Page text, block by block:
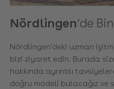
Nördlingen‘de
Nördlingen’deki uzman
bizi ziyaret edin. Burada
hakkında ayrıntılı
doğru modeli bulacağız ve